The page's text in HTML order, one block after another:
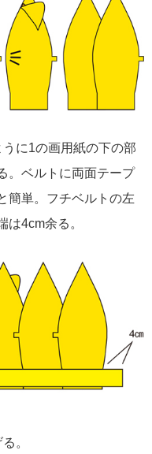
に1の画用紙の下の部
。ベルトに両面テープ
簡単。フチベルトの左
4cm余る。
。